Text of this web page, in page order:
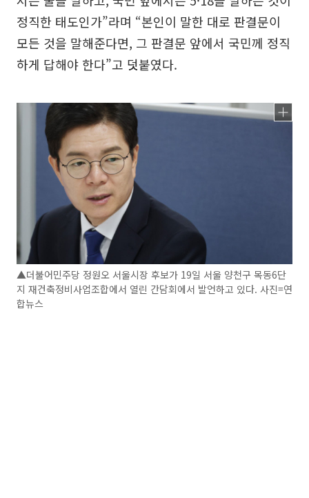
정직한 태도인가”라며 “본인이 말한 대로 판결문이
모든 것을 말해준다면, 그 판결문 앞에서 국민께 정직
하게 답해야 한다”고 덧붙였다.
▲더불어민주당 정원오 서울시장 후보가 19일 서울 양천구 목동6단
지 재건축정비사업조합에서 열린 간담회에서 발언하고 있다. 사진=연
합뉴스